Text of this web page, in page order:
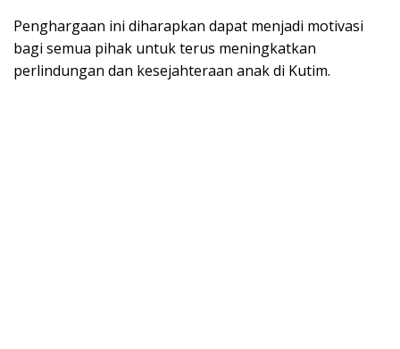
Penghargaan ini diharapkan dapat menjadi motivasi
bagi semua pihak untuk terus meningkatkan
perlindungan dan kesejahteraan anak di Kutim.